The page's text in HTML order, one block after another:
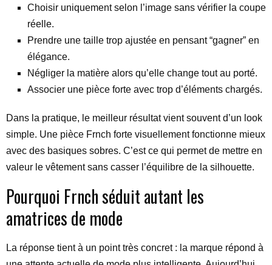
Choisir uniquement selon l’image sans vérifier la coupe
réelle.
Prendre une taille trop ajustée en pensant “gagner” en
élégance.
Négliger la matière alors qu’elle change tout au porté.
Associer une pièce forte avec trop d’éléments chargés.
Dans la pratique, le meilleur résultat vient souvent d’un look
simple. Une pièce Frnch forte visuellement fonctionne mieux
avec des basiques sobres. C’est ce qui permet de mettre en
valeur le vêtement sans casser l’équilibre de la silhouette.
Pourquoi Frnch séduit autant les
amatrices de mode
La réponse tient à un point très concret : la marque répond à